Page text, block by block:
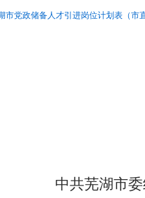
市党政储备人才引进岗位计划表（市
中共芜湖市